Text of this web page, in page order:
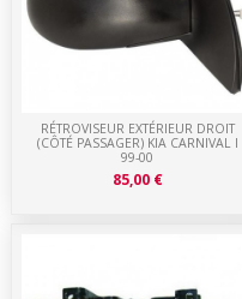
RÉTROVISEUR EXTÉRIEUR DROIT
(CÔTÉ PASSAGER) KIA CARNIVAL I
99-00
85,00 €